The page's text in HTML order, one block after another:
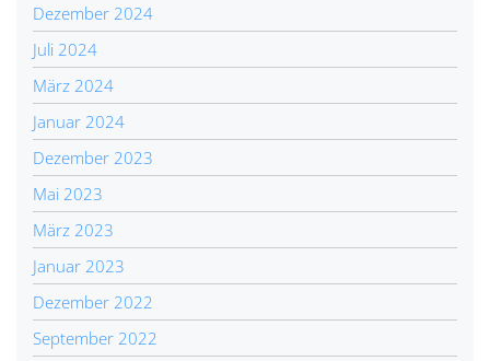
Dezember 2024
Juli 2024
März 2024
Januar 2024
Dezember 2023
Mai 2023
März 2023
Januar 2023
Dezember 2022
September 2022